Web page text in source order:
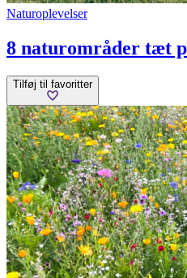
Naturoplevelser
8 naturområder tæt
Tilføj til favoritter